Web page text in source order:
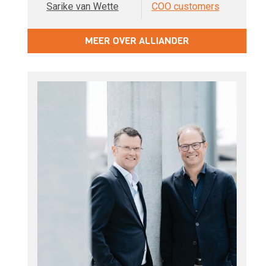
Sarike van Wette COO customers
MEER OVER ALLIANDER